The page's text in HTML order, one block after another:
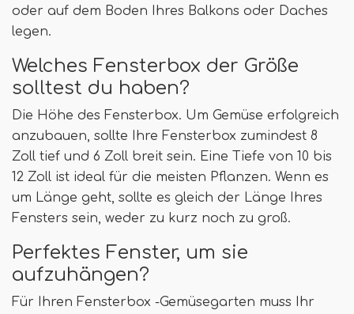
oder auf dem Boden Ihres Balkons oder Daches
legen.
Welches Fensterbox der Größe
solltest du haben?
Die Höhe des Fensterbox. Um Gemüse erfolgreich
anzubauen, sollte Ihre Fensterbox zumindest 8
Zoll tief und 6 Zoll breit sein. Eine Tiefe von 10 bis
12 Zoll ist ideal für die meisten Pflanzen. Wenn es
um Länge geht, sollte es gleich der Länge Ihres
Fensters sein, weder zu kurz noch zu groß.
Perfektes Fenster, um sie
aufzuhängen?
Für Ihren Fensterbox -Gemüsegarten muss Ihr